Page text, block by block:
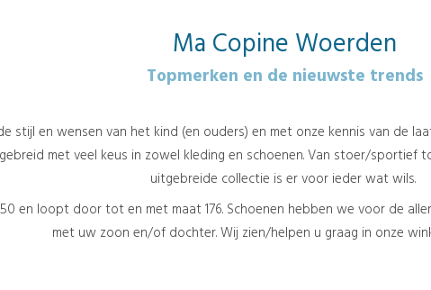
Ma Copine Woerden
Topmerken en de nieuwste trends
stijl en wensen van het kind (en ouders) en met onze kennis van de
met veel keus in zowel kleding en schoenen. Van stoer/sportief
uitgebreide collectie is er voor ieder wat wils.
en loopt door tot en met maat 176. Schoenen hebben we voor de
met uw zoon en/of dochter. Wij zien/helpen u graag in onze